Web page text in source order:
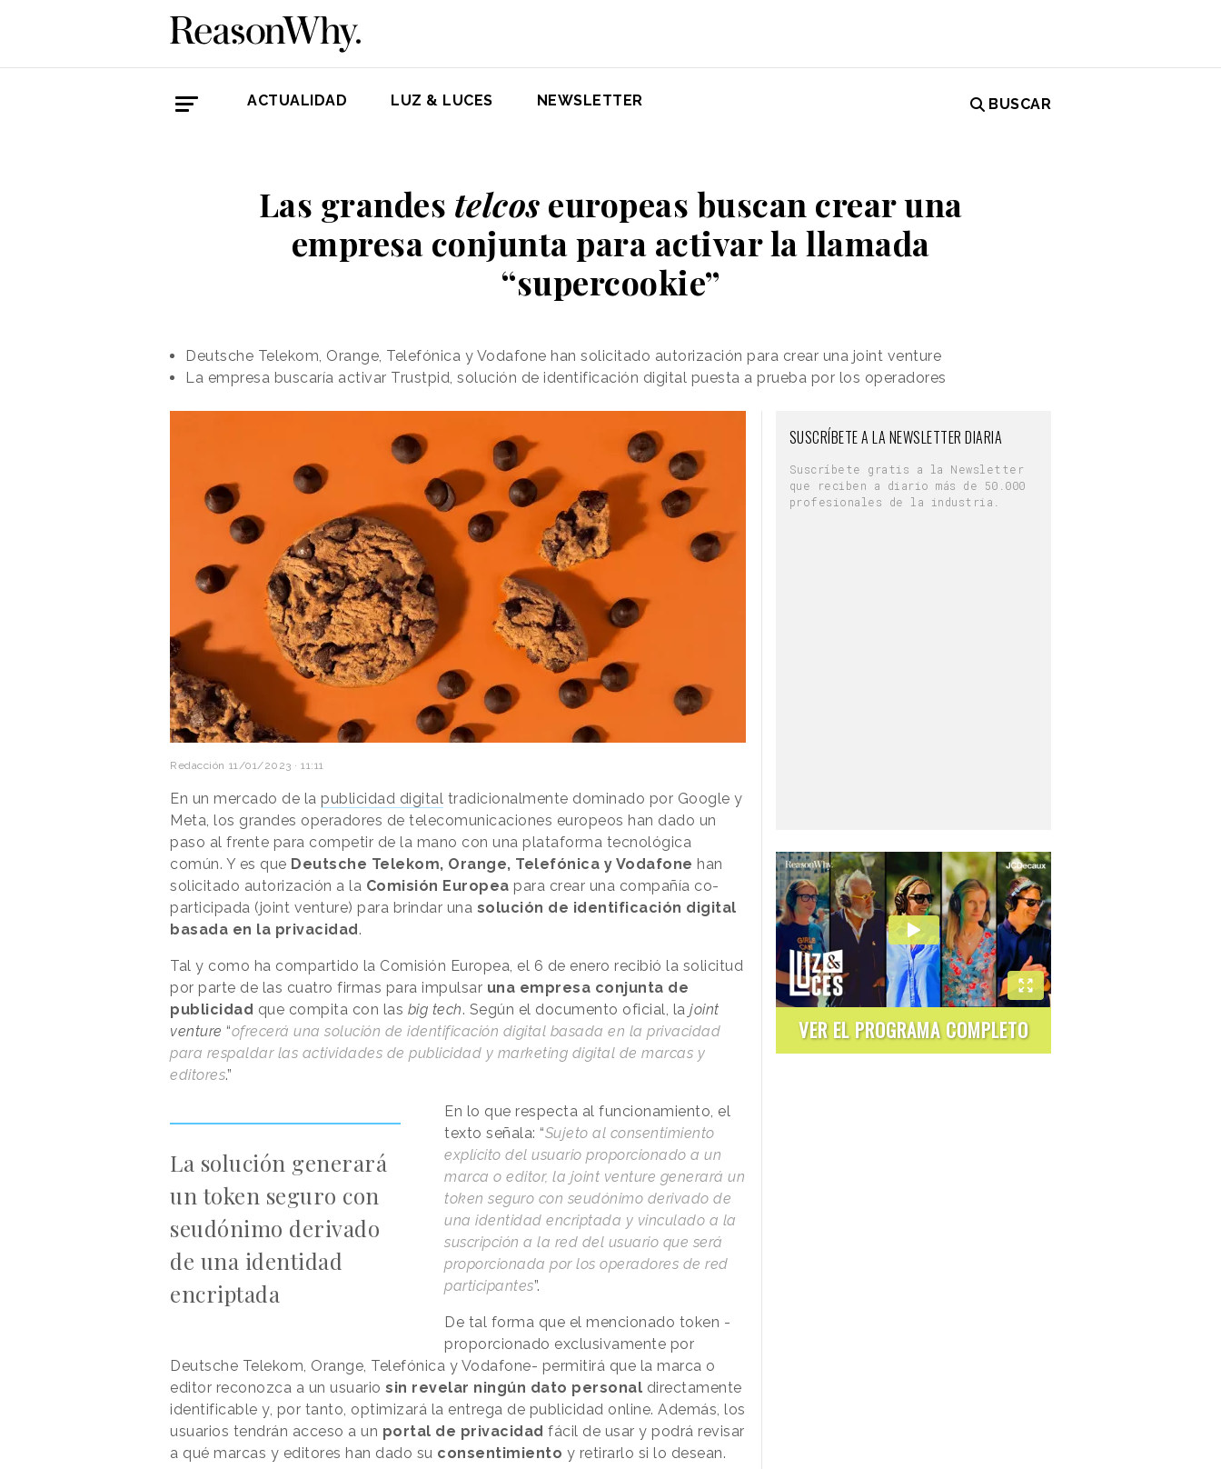
ACTUALIDAD LUZ & LUCES NEWSLETTER BUSCAR
Las grandes telcos europeas buscan crear una
empresa conjunta para activar la llamada
“supercookie”
Deutsche Telekom, Orange, Telefónica y Vodafone han solicitado autorización para crear una joint venture
La empresa buscaría activar Trustpid, solución de identificación digital puesta a prueba por los operadores
Redacción 11/01/2023 · 11:11
En un mercado de la publicidad digital tradicionalmente dominado por Google y
Meta, los grandes operadores de telecomunicaciones europeos han dado un
paso al frente para competir de la mano con una plataforma tecnológica
común. Y es que Deutsche Telekom, Orange, Telefónica y Vodafone han
solicitado autorización a la Comisión Europea para crear una compañía co-
participada (joint venture) para brindar una solución de identificación digital
basada en la privacidad.
Tal y como ha compartido la Comisión Europea, el 6 de enero recibió la solicitud
por parte de las cuatro firmas para impulsar una empresa conjunta de
publicidad que compita con las big tech. Según el documento oficial, la joint
venture “ofrecerá una solución de identificación digital basada en la privacidad
para respaldar las actividades de publicidad y marketing digital de marcas y
editores.”
La solución generará
un token seguro con
seudónimo derivado
de una identidad
encriptada
En lo que respecta al funcionamiento, el
texto señala: “Sujeto al consentimiento
explícito del usuario proporcionado a un
marca o editor, la joint venture generará un
token seguro con seudónimo derivado de
una identidad encriptada y vinculado a la
suscripción a la red del usuario que será
proporcionada por los operadores de red
participantes”.
De tal forma que el mencionado token -
proporcionado exclusivamente por
Deutsche Telekom, Orange, Telefónica y Vodafone- permitirá que la marca o
editor reconozca a un usuario sin revelar ningún dato personal directamente
identificable y, por tanto, optimizará la entrega de publicidad online. Además, los
usuarios tendrán acceso a un portal de privacidad fácil de usar y podrá revisar
a qué marcas y editores han dado su consentimiento y retirarlo si lo desean.
SUSCRÍBETE A LA NEWSLETTER DIARIA
Suscríbete gratis a la Newsletter
que reciben a diario más de 50.000
profesionales de la industria.
VER EL PROGRAMA COMPLETO